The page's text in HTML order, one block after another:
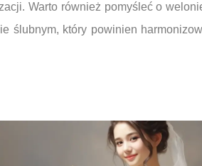
Warto również pomyśleć o
ślubnym, który powinien